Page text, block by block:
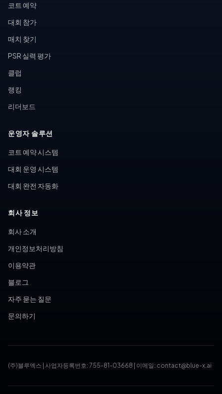
코트 예약
대회 참가
매치 찾기
PSR 실력 평가
클럽
랭킹
리더보드
운영자 솔루션
코트 예약 시스템
대회 운영 시스템
대회 완전 자동화
회사 정보
회사 소개
개인정보처리방침
이용약관
블로그
자주 묻는 질문
문의하기
(주)블루엑스 사업자등록번호: 755-81-03668 이메일: contact@blue-x.ai